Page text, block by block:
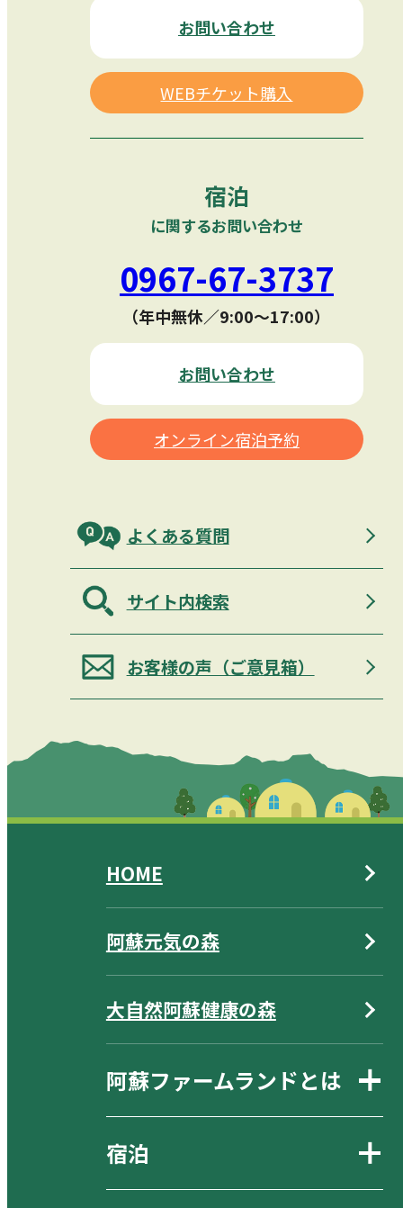
お問い合わせ
WEBチケット購入
宿泊
に関するお問い合わせ
0967-67-3737
（年中無休／9:00〜17:00）
お問い合わせ
オンライン宿泊予約
よくある質問
サイト内検索
お客様の声（ご意見箱）
HOME
阿蘇元気の森
大自然阿蘇健康の森
阿蘇ファームランドとは
宿泊